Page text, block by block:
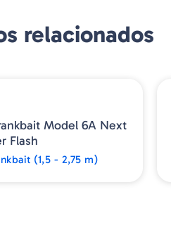
relacionados
Model 6A Next
Flash
(1,5 - 2,75 m)